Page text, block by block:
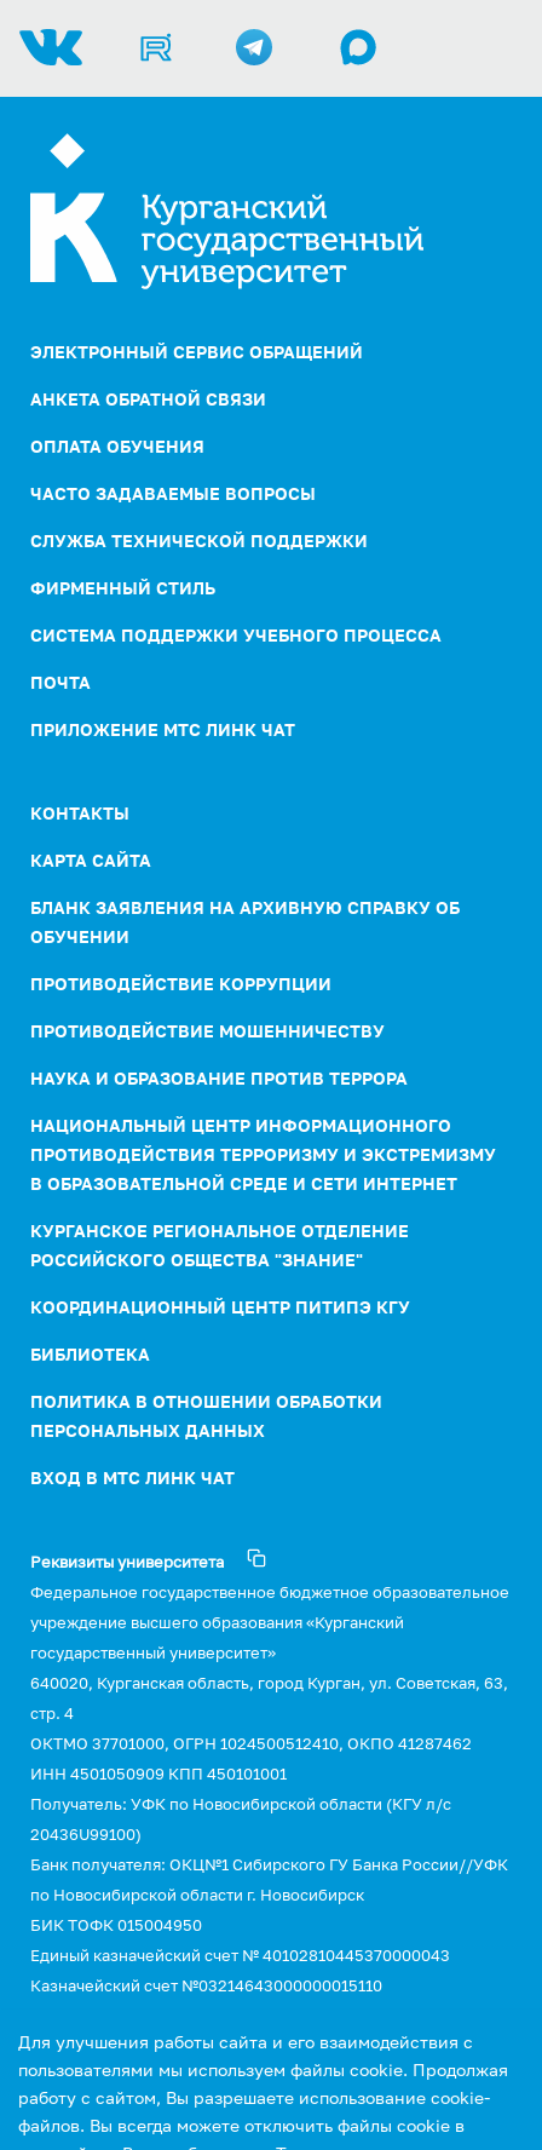
ЭЛЕКТРОННЫЙ СЕРВИС ОБРАЩЕНИЙ
АНКЕТА ОБРАТНОЙ СВЯЗИ
ОПЛАТА ОБУЧЕНИЯ
ЧАСТО ЗАДАВАЕМЫЕ ВОПРОСЫ
СЛУЖБА ТЕХНИЧЕСКОЙ ПОДДЕРЖКИ
ФИРМЕННЫЙ СТИЛЬ
СИСТЕМА ПОДДЕРЖКИ УЧЕБНОГО ПРОЦЕССА
ПОЧТА
ПРИЛОЖЕНИЕ МТС ЛИНК ЧАТ
КОНТАКТЫ
КАРТА САЙТА
БЛАНК ЗАЯВЛЕНИЯ НА АРХИВНУЮ СПРАВКУ ОБ
ОБУЧЕНИИ
ПРОТИВОДЕЙСТВИЕ КОРРУПЦИИ
ПРОТИВОДЕЙСТВИЕ МОШЕННИЧЕСТВУ
НАУКА И ОБРАЗОВАНИЕ ПРОТИВ ТЕРРОРА
НАЦИОНАЛЬНЫЙ ЦЕНТР ИНФОРМАЦИОННОГО
ПРОТИВОДЕЙСТВИЯ ТЕРРОРИЗМУ И ЭКСТРЕМИЗМУ
В ОБРАЗОВАТЕЛЬНОЙ СРЕДЕ И СЕТИ ИНТЕРНЕТ
КУРГАНСКОЕ РЕГИОНАЛЬНОЕ ОТДЕЛЕНИЕ
РОССИЙСКОГО ОБЩЕСТВА "ЗНАНИЕ"
КООРДИНАЦИОННЫЙ ЦЕНТР ПИТИПЭ КГУ
БИБЛИОТЕКА
ПОЛИТИКА В ОТНОШЕНИИ ОБРАБОТКИ
ПЕРСОНАЛЬНЫХ ДАННЫХ
ВХОД В МТС ЛИНК ЧАТ
Реквизиты университета
Федеральное государственное бюджетное образовательное
учреждение высшего образования «Курганский
государственный университет»
640020, Курганская область, город Курган, ул. Советская, 63,
стр. 4
ОКТМО 37701000, ОГРН 1024500512410, ОКПО 41287462
ИНН 4501050909 КПП 450101001
Получатель: УФК по Новосибирской области (КГУ л/с
20436U99100)
Банк получателя: ОКЦ№1 Сибирского ГУ Банка России//УФК
по Новосибирской области г. Новосибирск
БИК ТОФК 015004950
Единый казначейский счет № 40102810445370000043
Казначейский счет №03214643000000015110
УИН 0
Для улучшения работы сайта и его взаимодействия с
пользователями мы используем файлы cookie. Продолжая
работу с сайтом, Вы разрешаете использование cookie-
файлов. Вы всегда можете отключить файлы cookie в